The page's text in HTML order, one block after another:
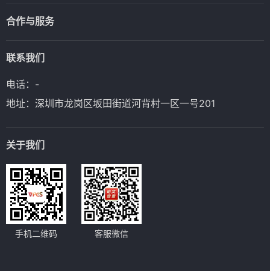
合作与服务
联系我们
电话：-
地址：深圳市龙岗区坂田街道河背村一区一号201
关于我们
手机二维码 客服微信